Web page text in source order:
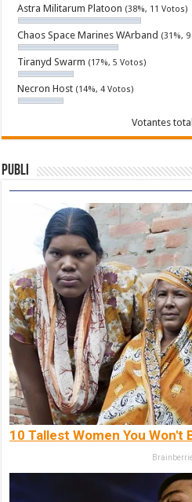
Astra Militarum Platoon (38%, 11 Votos)
Chaos Space Marines WArband (31%,
Tiranyd Swarm (17%, 5 Votos)
Necron Host (14%, 4 Votos)
Votantes
Publi
10 Tallest Women You Won't